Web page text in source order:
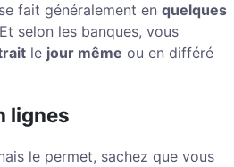
fait généralement en quelques
selon les banques, vous
le jour même ou en différé
lignes
le permet, sachez que vous